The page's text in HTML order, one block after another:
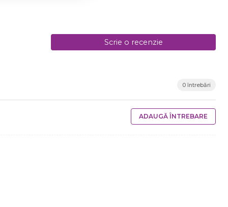
Scrie o recenzie
0 întrebări
ADAUGĂ ÎNTREBARE